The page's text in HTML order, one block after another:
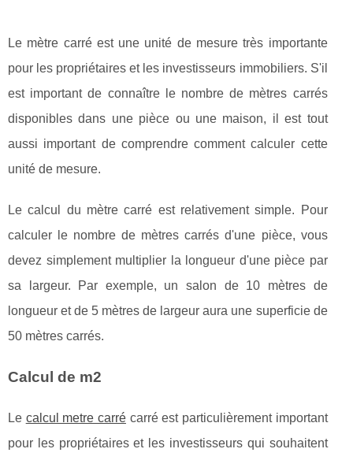
Le mètre carré est une unité de mesure très importante
pour les propriétaires et les investisseurs immobiliers. S'il
est important de connaître le nombre de mètres carrés
disponibles dans une pièce ou une maison, il est tout
aussi important de comprendre comment calculer cette
unité de mesure.
Le calcul du mètre carré est relativement simple. Pour
calculer le nombre de mètres carrés d'une pièce, vous
devez simplement multiplier la longueur d'une pièce par
sa largeur. Par exemple, un salon de 10 mètres de
longueur et de 5 mètres de largeur aura une superficie de
50 mètres carrés.
Calcul de m2
Le calcul metre carrécarré est particulièrement important
pour les propriétaires et les investisseurs qui souhaitent